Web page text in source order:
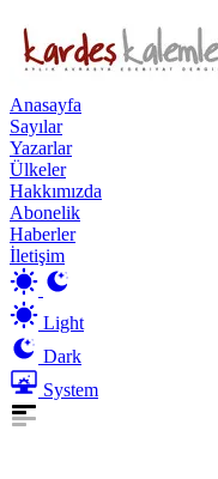
Anasayfa
Sayılar
Yazarlar
Ülkeler
Hakkımızda
Abonelik
Haberler
İletişim
Light
Dark
System